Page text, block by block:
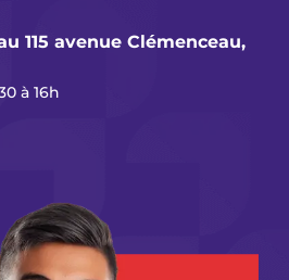
115 avenue Clémenceau,
à 16h